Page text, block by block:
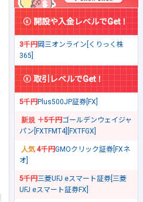
開設や入金レベルでGet！
3千円岡三オンライン[くりっく株
365]
取引レベルでGet！
5千円Plus500JP証券[FX]
＋5千円ゴールデンウェイジャ
パン[FXTFMT4][FXTFGX]
4千円GMOクリック証券[FXネ
オ]
5千円三菱UFJ eスマート証券[三菱
UFJ eスマート証券FX]